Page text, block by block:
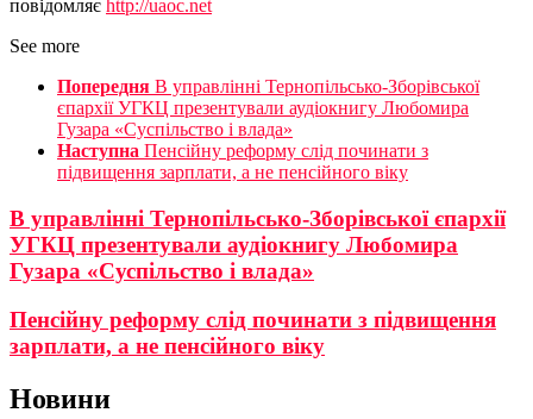
повідомляє http://uaoc.net
See more
Попередня В управлінні Тернопільсько-Зборівської
єпархії УГКЦ презентували аудіокнигу Любомира
Гузара «Суспільство і влада»
Наступна Пенсійну реформу слід починати з
підвищення зарплати, а не пенсійного віку
В управлінні Тернопільсько-Зборівської єпархії
УГКЦ презентували аудіокнигу Любомира
Гузара «Суспільство і влада»
Пенсійну реформу слід починати з підвищення
зарплати, а не пенсійного віку
Новини